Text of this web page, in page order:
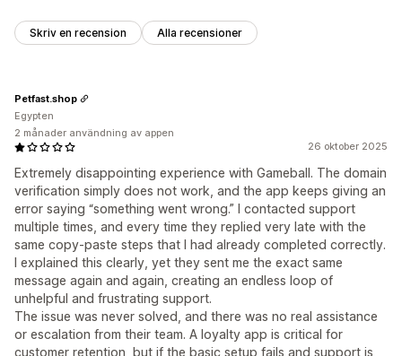
Skriv en recension Alla recensioner
26 oktober 2025
Extremely disappointing experience with Gameball. The domain
verification simply does not work, and the app keeps giving an
error saying “something went wrong.” I contacted support
multiple times, and every time they replied very late with the
same copy-paste steps that I had already completed correctly.
I explained this clearly, yet they sent me the exact same
message again and again, creating an endless loop of
unhelpful and frustrating support.
The issue was never solved, and there was no real assistance
or escalation from their team. A loyalty app is critical for
customer retention, but if the basic setup fails and support is
Petfast.shop
Egypten
2 månader användning av appen